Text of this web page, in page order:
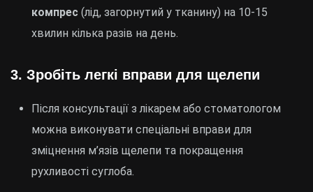
компрес (лід, загорнутий у тканину) на 10-15
хвилин кілька разів на день.
3. Зробіть легкі вправи для щелепи
Після консультації з лікарем або стоматологом
можна виконувати спеціальні вправи для
зміцнення м’язів щелепи та покращення
рухливості суглоба.